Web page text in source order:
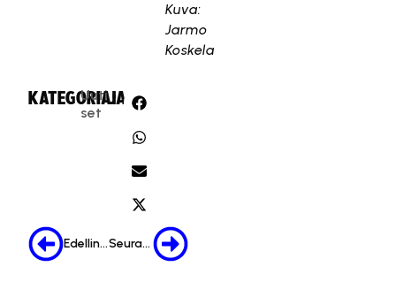
Kuva:
Jarmo
Koskela
KATEGORIA:
Uuti
set
JAA:
Edellinen Seuraava